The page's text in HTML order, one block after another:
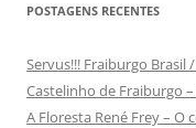
POSTAGENS RECENTES
Servus!!! Fraiburgo
Castelinho de Fraiburgo
A Floresta René Frey – O